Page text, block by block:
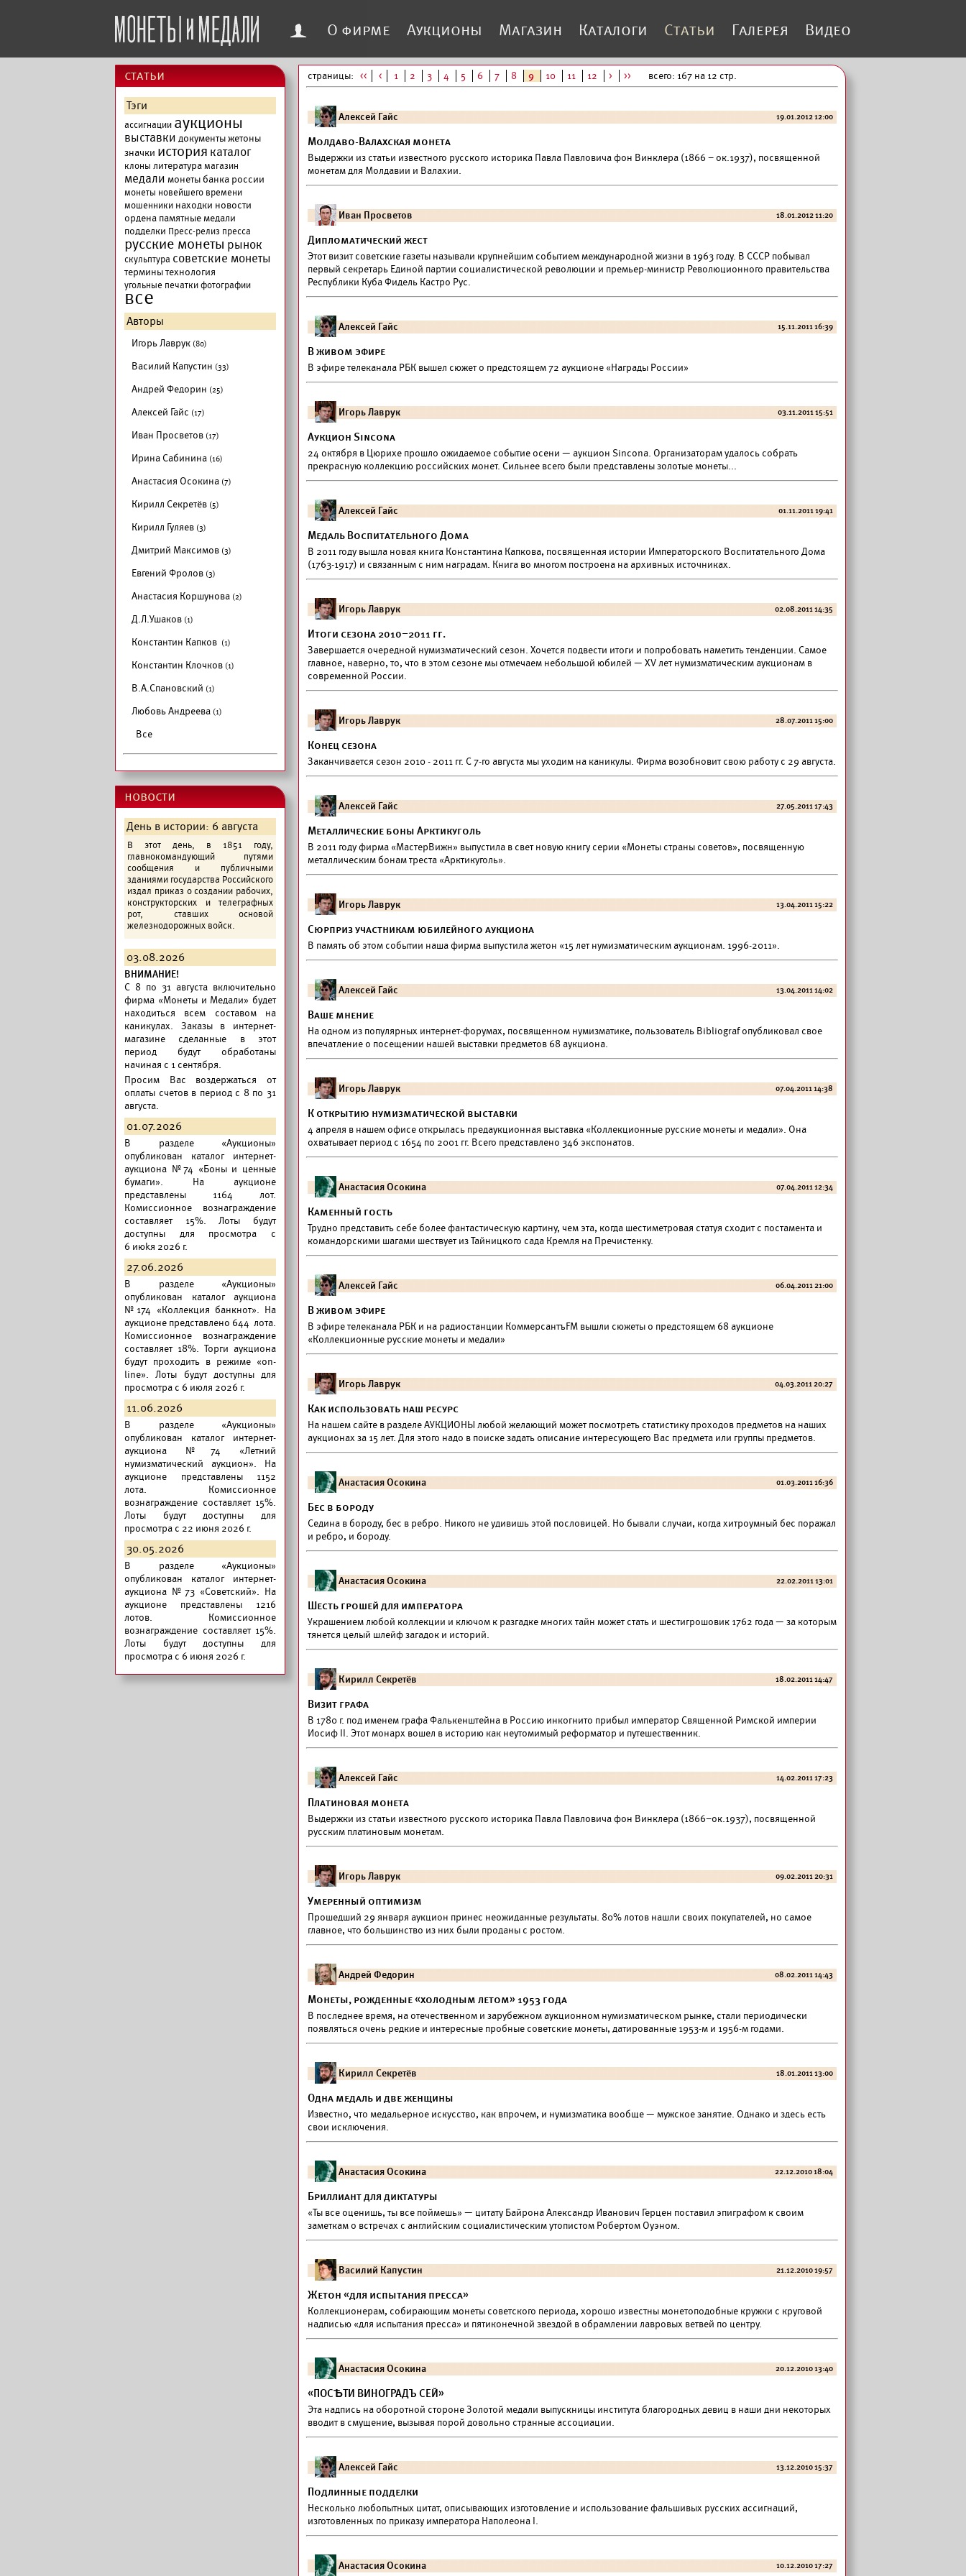
f О фирме Аукционы Магазин Каталоги Статьи Галерея Видео
cтатьи
Тэги
ассигнации аукционы
выставки документыжетоны
значки история каталог
клоны литературамагазин
медали монеты банка россии
монеты новейшего времени
мошенники находки новости
ордена памятные медали
подделки Пресс-релиз пресса
русские монеты рынок
скульптура советские монеты
терминытехнология
угольные печаткифотографии
все
Авторы
Игорь Лаврук (80)
Василий Капустин (33)
Андрей Федорин (25)
Алексей Гайс (17)
Иван Просветов (17)
Ирина Сабинина (16)
Анастасия Осокина (7)
Кирилл Секретёв (5)
Кирилл Гуляев (3)
Дмитрий Максимов (3)
Евгений Фролов (3)
Анастасия Коршунова (2)
Д.Л.Ушаков (1)
Константин Капков (1)
Константин Клочков (1)
В.А.Спановский (1)
Любовь Андреева (1)
Все
новости
День в истории: 6 августа
В этот день, в 1851 году,
главнокомандующий путями
сообщения и публичными
зданиями государства Российского
издал приказ о создании рабочих,
конструкторских и телеграфных
рот, ставших основой
железнодорожных войск.
03.08.2026
ВНИМАНИЕ!
C 8 по 31 августа включительно
фирма «Монеты и Медали» будет
находиться всем составом на
каникулах. Заказы в интернет-
магазине сделанные в этот
период будут обработаны
начиная с 1 сентября.
Просим Вас воздержаться от
оплаты счетов в период с 8 по 31
августа.
01.07.2026
В разделе «Аукционы»
опубликован каталог интернет-
аукциона №74 «Боны и ценные
бумаги». На аукционе
представлены 1164 лот.
Комиссионное вознаграждение
составляет 15%. Лоты будут
доступны для просмотра с
6 июkя 2026 г.
27.06.2026
В разделе «Аукционы»
опубликован каталог аукциона
№174 «Коллекция банкнот». На
аукционе представлено 644 лота.
Комиссионное вознаграждение
составляет 18%. Торги аукциона
будут проходить в режиме «on-
line». Лоты будут доступны для
просмотра с 6 июля 2026 г.
11.06.2026
В разделе «Аукционы»
опубликован каталог интернет-
аукциона №74 «Летний
нумизматический аукцион». На
аукционе представлены 1152
лота. Комиссионное
вознаграждение составляет 15%.
Лоты будут доступны для
просмотра с 22 июня 2026 г.
30.05.2026
В разделе «Аукционы»
опубликован каталог интернет-
аукциона №73 «Советский». На
аукционе представлены 1216
лотов. Комиссионное
вознаграждение составляет 15%.
Лоты будут доступны для
просмотра с 6 июня 2026 г.
страницы: << < 1 2 3 4 5 6 7 8 9 10 11 12 > >> всего: 167 на 12 стр.
Алексей Гайс 19.01.2012 12:00
Молдаво-Валахская монета
Выдержки из статьи известного русского историка Павла Павловича фон Винклера (1866 – ок.1937), посвященной
монетам для Молдавии и Валахии.
Иван Просветов 18.01.2012 11:20
Дипломатический жест
Этот визит советские газеты называли крупнейшим событием международной жизни в 1963 году. В СССР побывал
первый секретарь Единой партии социалистической революции и премьер-министр Революционного правительства
Республики Куба Фидель Кастро Рус.
Алексей Гайс 15.11.2011 16:39
В живом эфире
В эфире телеканала РБК вышел сюжет о предстоящем 72 аукционе «Награды России»
Игорь Лаврук 03.11.2011 15:51
Аукцион Sincona
24 октября в Цюрихе прошло ожидаемое событие осени — аукцион Sincona. Организаторам удалось собрать
прекрасную коллекцию российских монет. Сильнее всего были представлены золотые монеты...
Алексей Гайс 01.11.2011 19:41
Медаль Воспитательного Дома
В 2011 году вышла новая книга Константина Капкова, посвященная истории Императорского Воспитательного Дома
(1763-1917) и связанным с ним наградам. Книга во многом построена на архивных источниках.
Игорь Лаврук 02.08.2011 14:35
Итоги сезона 2010–2011 гг.
Завершается очередной нумизматический сезон. Хочется подвести итоги и попробовать наметить тенденции. Самое
главное, наверно, то, что в этом сезоне мы отмечаем небольшой юбилей — XV лет нумизматическим аукционам в
современной России.
Игорь Лаврук 28.07.2011 15:00
Конец сезона
Заканчивается сезон 2010 - 2011 гг. С 7-го августа мы уходим на каникулы. Фирма возобновит свою работу с 29 августа.
Алексей Гайс 27.05.2011 17:43
Металлические боны Арктикуголь
В 2011 году фирма «МастерВижн» выпустила в свет новую книгу серии «Монеты страны советов», посвященную
металлическим бонам треста «Арктикуголь».
Игорь Лаврук 13.04.2011 15:22
Сюрприз участникам юбилейного аукциона
В память об этом событии наша фирма выпустила жетон «15 лет нумизматическим аукционам. 1996-2011».
Алексей Гайс 13.04.2011 14:02
Ваше мнение
На одном из популярных интернет-форумах, посвященном нумизматике, пользователь Bibliograf опубликовал свое
впечатление о посещении нашей выставки предметов 68 аукциона.
Игорь Лаврук 07.04.2011 14:38
К открытию нумизматической выставки
4 апреля в нашем офисе открылась предаукционная выставка «Коллекционные русские монеты и медали». Она
охватывает период с 1654 по 2001 гг. Всего представлено 346 экспонатов.
Анастасия Осокина 07.04.2011 12:34
Каменный гость
Трудно представить себе более фантастическую картину, чем эта, когда шестиметровая статуя сходит с постамента и
командорскими шагами шествует из Тайницкого сада Кремля на Пречистенку.
Алексей Гайс 06.04.2011 21:00
В живом эфире
В эфире телеканала РБК и на радиостанции КоммерсантъFM вышли сюжеты о предстоящем 68 аукционе
«Коллекционные русские монеты и медали»
Игорь Лаврук 04.03.2011 20:27
Как использовать наш ресурс
На нашем сайте в разделе АУКЦИОНЫ любой желающий может посмотреть статистику проходов предметов на наших
аукционах за 15 лет. Для этого надо в поиске задать описание интересующего Вас предмета или группы предметов.
Анастасия Осокина 01.03.2011 16:36
Бес в бороду
Седина в бороду, бес в ребро. Никого не удивишь этой пословицей. Но бывали случаи, когда хитроумный бес поражал
и ребро, и бороду.
Анастасия Осокина 22.02.2011 13:01
Шесть грошей для императора
Украшением любой коллекции и ключом к разгадке многих тайн может стать и шестигрошовик 1762 года — за которым
тянется целый шлейф загадок и историй.
Кирилл Секретёв 18.02.2011 14:47
Визит графа
В 1780 г. под именем графа Фалькенштейна в Россию инкогнито прибыл император Священной Римской империи
Иосиф II. Этот монарх вошел в историю как неутомимый реформатор и путешественник.
Алексей Гайс 14.02.2011 17:23
Платиновая монета
Выдержки из статьи известного русского историка Павла Павловича фон Винклера (1866–ок.1937), посвященной
русским платиновым монетам.
Игорь Лаврук 09.02.2011 20:31
Умеренный оптимизм
Прошедший 29 января аукцион принес неожиданные результаты. 80% лотов нашли своих покупателей, но самое
главное, что большинство из них были проданы с ростом.
Андрей Федорин 08.02.2011 14:43
Монеты, рожденные «холодным летом» 1953 года
В последнее время, на отечественном и зарубежном аукционном нумизматическом рынке, стали периодически
появляться очень редкие и интересные пробные советские монеты, датированные 1953-м и 1956-м годами.
Кирилл Секретёв 18.01.2011 13:00
Одна медаль и две женщины
Известно, что медальерное искусство, как впрочем, и нумизматика вообще — мужское занятие. Однако и здесь есть
свои исключения.
Анастасия Осокина 22.12.2010 18:04
Бриллиант для диктатуры
«Ты все оценишь, ты все поймешь» — цитату Байрона Александр Иванович Герцен поставил эпиграфом к своим
заметкам о встречах с английским социалистическим утопистом Робертом Оуэном.
Василий Капустин 21.12.2010 19:57
Жетон «для испытания пресса»
Коллекционерам, собирающим монеты советского периода, хорошо известны монетоподобные кружки с круговой
надписью «для испытания пресса» и пятиконечной звездой в обрамлении лавровых ветвей по центру.
Анастасия Осокина 20.12.2010 13:40
«ПОСѢТИ ВИНОГРАДЪ СЕЙ»
Эта надпись на оборотной стороне Золотой медали выпускницы института благородных девиц в наши дни некоторых
вводит в смущение, вызывая порой довольно странные ассоциации.
Алексей Гайс 13.12.2010 15:37
Подлинные подделки
Несколько любопытных цитат, описывающих изготовление и использование фальшивых русских ассигнаций,
изготовленных по приказу императора Наполеона I.
Анастасия Осокина 10.12.2010 17:27